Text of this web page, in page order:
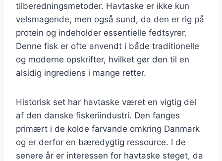
tilberedningsmetoder. Havtaske er ikke kun
velsmagende, men også sund, da den er rig på
protein og indeholder essentielle fedtsyrer.
Denne fisk er ofte anvendt i både traditionelle
og moderne opskrifter, hvilket gør den til en
alsidig ingrediens i mange retter.
Historisk set har havtaske været en vigtig del
af den danske fiskeriindustri. Den fanges
primært i de kolde farvande omkring Danmark
og er derfor en bæredygtig ressource. I de
senere år er interessen for havtaske steget, da